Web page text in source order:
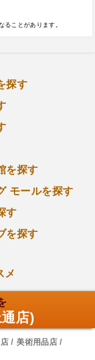
ることがあります。
探す
を探す
モールを探す
す
を探す
メ
店)
/ 美術用品店 /